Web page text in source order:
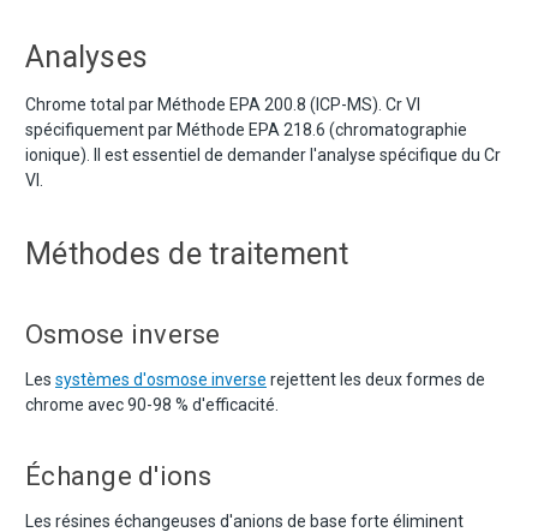
Analyses
Chrome total par Méthode EPA 200.8 (ICP-MS). Cr VI
spécifiquement par Méthode EPA 218.6 (chromatographie
ionique). Il est essentiel de demander l'analyse spécifique du Cr
VI.
Méthodes de traitement
Osmose inverse
Les systèmes d'osmose inverse rejettent les deux formes de
chrome avec 90-98 % d'efficacité.
Échange d'ions
Les résines échangeuses d'anions de base forte éliminent